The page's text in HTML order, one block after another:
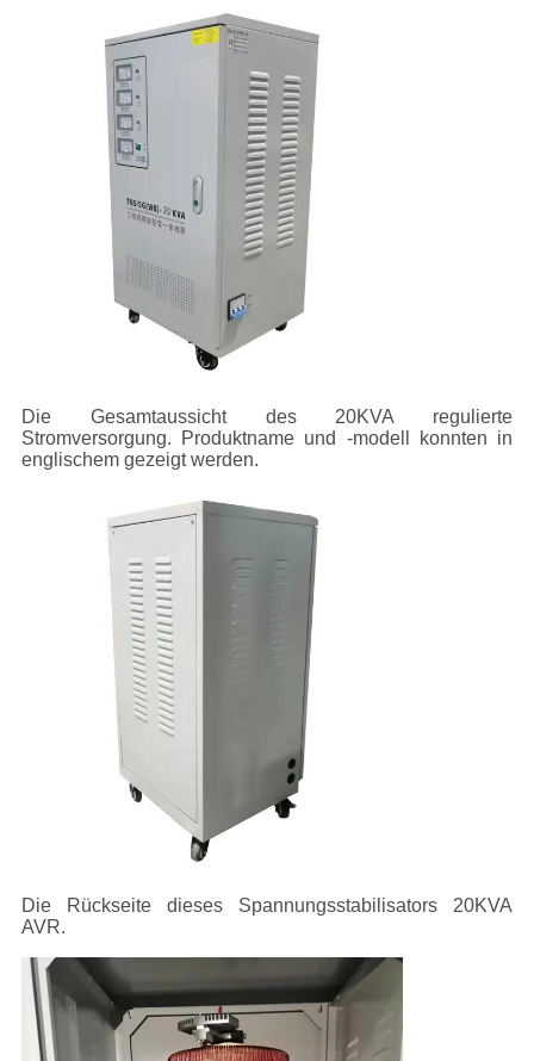
Die Gesamtaussicht des 20KVA regulierte
Stromversorgung. Produktname und -modell konnten in
englischem gezeigt werden.
Die Rückseite dieses Spannungsstabilisators 20KVA
AVR.